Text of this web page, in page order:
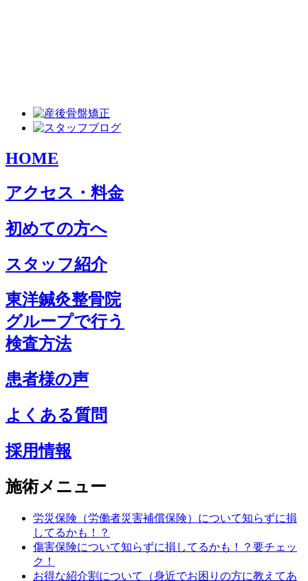
HOME
アクセス・料金
初めての方へ
スタッフ紹介
東洋鍼灸整骨院
グループで行う
検査方法
患者様の声
よくある質問
採用情報
施術メニュー
労災保険（労働者災害補償保険）について知らずに損
してるかも！？
傷害保険について知らずに損してるかも！？要チェッ
ク！
お得な紹介割について（身近でお困りの方に教えてあ